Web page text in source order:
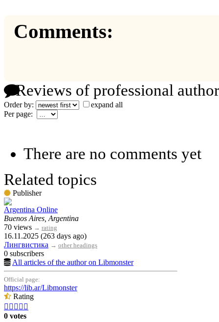
Comments:
Reviews of professional
Order by:
expand all
Per page:
There are no comments yet
Related topics
Publisher
Argentina Online
Buenos Aires, Argentina
70 views → rating
16.11.2025 (263 days ago)
Лингвистика → other headings
0 subscribers
All articles of the author on Libmonster
Official page:
https://lib.ar/Libmonster
Rating
    
0 votes